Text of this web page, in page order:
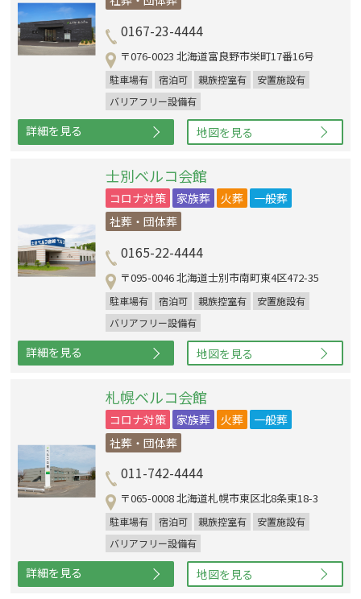
0167-23-4444
〒076-0023 北海道富良野市栄町17番16号
駐車場有 宿泊可 親族控室有
安置施設有
バリアフリー設備有
詳細を見る 地図を見る
士別ベルコ会館
コロナ対策 家族葬 火葬
一般葬
社葬・団体葬
0165-22-4444
〒095-0046 北海道士別市南町東4区472-35
駐車場有 宿泊可 親族控室有
安置施設有
バリアフリー設備有
詳細を見る 地図を見る
札幌ベルコ会館
コロナ対策 家族葬 火葬
一般葬
社葬・団体葬
011-742-4444
〒065-0008 北海道札幌市東区北8条東18-3
駐車場有 宿泊可 親族控室有
安置施設有
バリアフリー設備有
詳細を見る 地図を見る